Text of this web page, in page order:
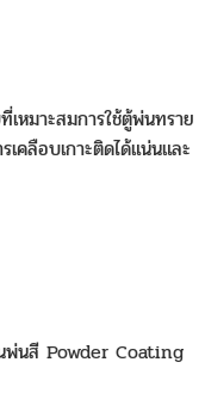
เหมาะสมการใช้ตู้พ่นทราย
คลือบเกาะติดได้แน่นและ
พ่นสี Powder Coating